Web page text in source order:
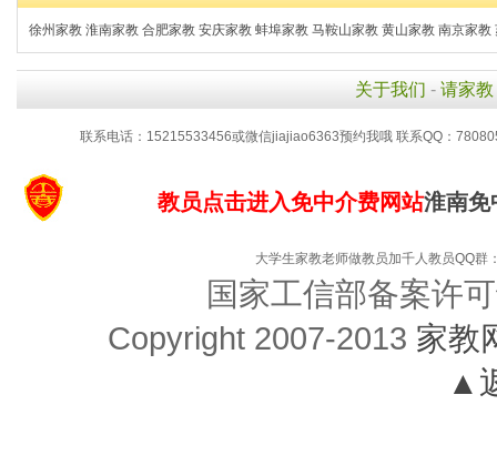
徐州家教 淮南家教 合肥家教 安庆家教 蚌埠家教 马鞍山家教 黄山家教 南京家教
关于我们 - 请家教
联系电话：15215533456或微信jiajiao6363预约我哦 联系QQ：
教员点击进入免中介费网站淮南
大学生家教老师做教员加千人教员QQ
国家工信部备案许
Copyright 2007-2013 家教
▲